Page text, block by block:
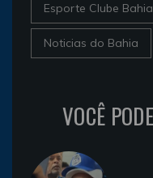
Esporte Clube Bahia
Noticias do Bahia
VOCÊ